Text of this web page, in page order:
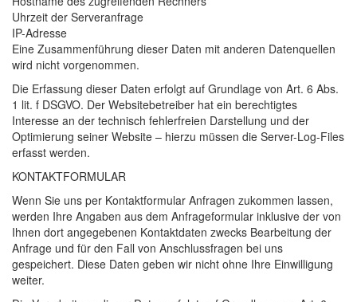
Uhrzeit der Serveranfrage
IP-Adresse
Eine Zusammenführung dieser Daten mit anderen Datenquellen
wird nicht vorgenommen.
Die Erfassung dieser Daten erfolgt auf Grundlage von Art. 6 Abs.
1 lit. f DSGVO. Der Websitebetreiber hat ein berechtigtes
Interesse an der technisch fehlerfreien Darstellung und der
Optimierung seiner Website – hierzu müssen die Server-Log-Files
erfasst werden.
KONTAKTFORMULAR
Wenn Sie uns per Kontaktformular Anfragen zukommen lassen,
werden Ihre Angaben aus dem Anfrageformular inklusive der von
Ihnen dort angegebenen Kontaktdaten zwecks Bearbeitung der
Anfrage und für den Fall von Anschlussfragen bei uns
gespeichert. Diese Daten geben wir nicht ohne Ihre Einwilligung
weiter.